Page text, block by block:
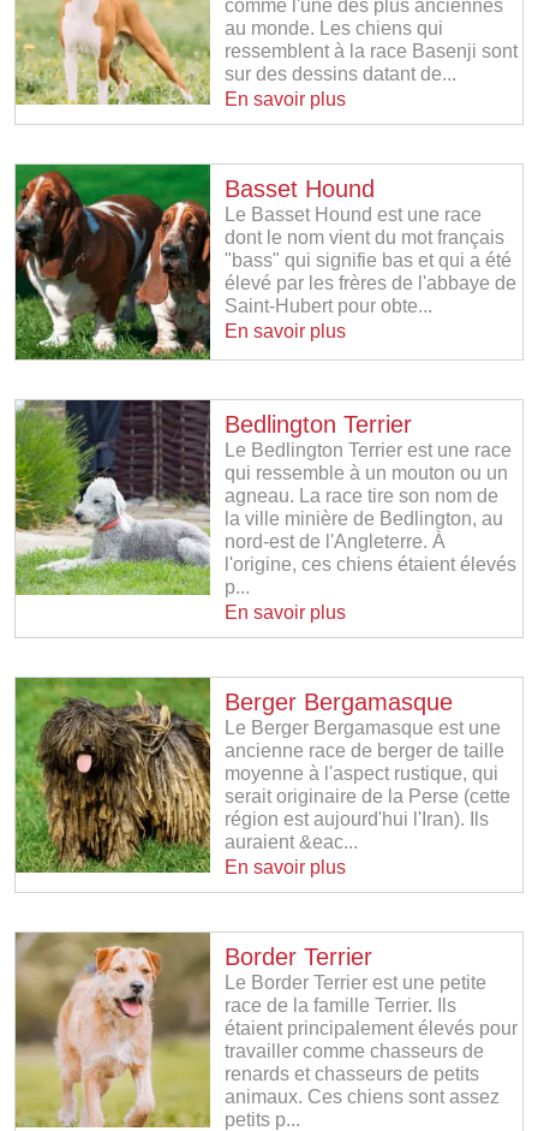
comme l'une des plus anciennes
au monde. Les chiens qui
ressemblent à la race Basenji sont
sur des dessins datant de...
En savoir plus
Basset Hound
Le Basset Hound est une race
dont le nom vient du mot français
"bass" qui signifie bas et qui a été
élevé par les frères de l'abbaye de
Saint-Hubert pour obte...
En savoir plus
Bedlington Terrier
Le Bedlington Terrier est une race
qui ressemble à un mouton ou un
agneau. La race tire son nom de
la ville minière de Bedlington, au
nord-est de l'Angleterre. À
l'origine, ces chiens étaient élevés
p...
En savoir plus
Berger Bergamasque
Le Berger Bergamasque est une
ancienne race de berger de taille
moyenne à l'aspect rustique, qui
serait originaire de la Perse (cette
région est aujourd'hui l'Iran). Ils
auraient &eac...
En savoir plus
Border Terrier
Le Border Terrier est une petite
race de la famille Terrier. Ils
étaient principalement élevés pour
travailler comme chasseurs de
renards et chasseurs de petits
animaux. Ces chiens sont assez
petits p...